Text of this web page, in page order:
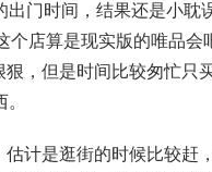
门时间，结果还是小耽
店算是现实版的唯品会
，但是时间比较匆忙只
计是逛街的时候比较赶